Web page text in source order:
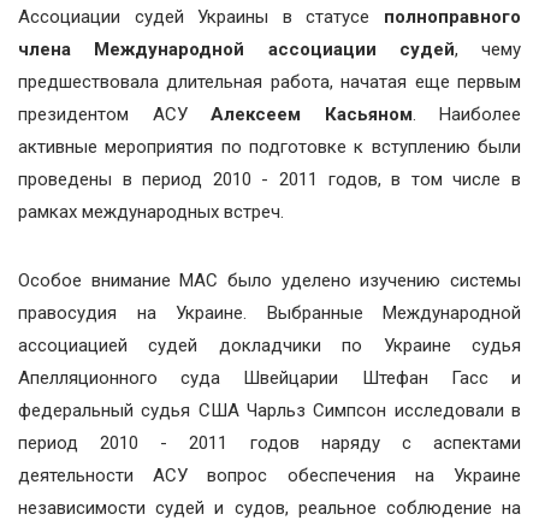
Ассоциации судей Украины в статусе полноправного
члена Международной ассоциации судей, чему
предшествовала длительная работа, начатая еще первым
президентом АСУ Алексеем Касьяном. Наиболее
активные мероприятия по подготовке к вступлению были
проведены в период 2010 - 2011 годов, в том числе в
рамках международных встреч.
Особое внимание МАС было уделено изучению системы
правосудия на Украине. Выбранные Международной
ассоциацией судей докладчики по Украине судья
Апелляционного суда Швейцарии Штефан Гасс и
федеральный судья США Чарльз Симпсон исследовали в
период 2010 - 2011 годов наряду с аспектами
деятельности АСУ вопрос обеспечения на Украине
независимости судей и судов, реальное соблюдение на